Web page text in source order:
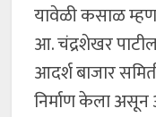
यावेळी कसाळ
आ. चंद्रशेखर पाटील
आदर्श बाजार
निर्माण केला असून